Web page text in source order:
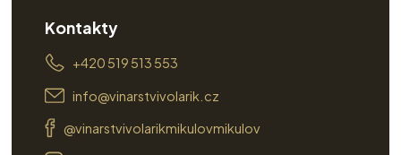
Kontakty
+420 519 513 553
info@vinarstvivolarik.cz
@vinarstvivolarikmikulovmikulov